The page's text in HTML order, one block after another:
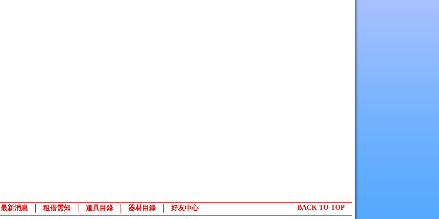
最新消息 租借需知 道具目錄 器材目錄 好友中心 BACK TO TOP